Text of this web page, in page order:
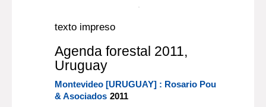
YANOS, ILLYA
EnFORESTACIÓN NACIONAL (VOL
NRO 4, ago.1996)
Yamandú Castro, señalara en un
reportaje periodístico que el ente